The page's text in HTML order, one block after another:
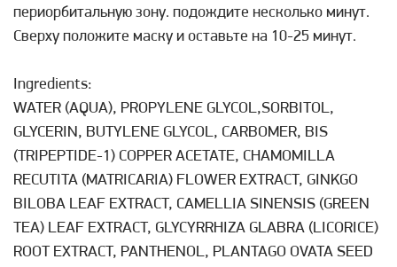
периорбитальную зону. подождите несколько минут.
Сверху положите маску и оставьте на 10-25 минут.
Ingredients:
WATER (AQUA), PROPYLENE GLYCOL,SORBITOL,
GLYCERIN, BUTYLENE GLYCOL, CARBOMER, BIS
(TRIPEPTIDE-1) COPPER ACETATE, CHAMOMILLA
RECUTITA (MATRICARIA) FLOWER EXTRACT, GINKGO
BILOBA LEAF EXTRACT, CAMELLIA SINENSIS (GREEN
TEA) LEAF EXTRACT, GLYCYRRHIZA GLABRA (LICORICE)
ROOT EXTRACT, PANTHENOL, PLANTAGO OVATA SEED